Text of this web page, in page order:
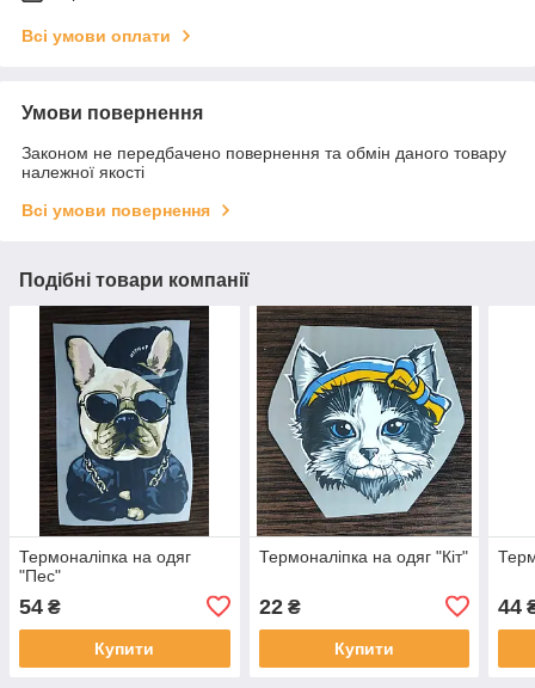
Всі умови оплати
Умови повернення
Законом не передбачено повернення та обмін даного товару
належної якості
Всі умови повернення
Подібні товари компанії
Термоналіпка на одяг
"Пес"
54 ₴
Купити
Термоналіпка на одяг "Кіт"
22₴
Купити
44